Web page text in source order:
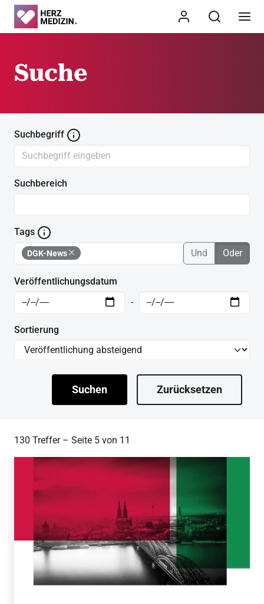
Suche
Suchbegriff
Suchbereich
Tags
DGK-News Und Oder
Veröffentlichungsdatum
-
Sortierung
Suchen Zurücksetzen
130 Treffer – Seite 5 von 11